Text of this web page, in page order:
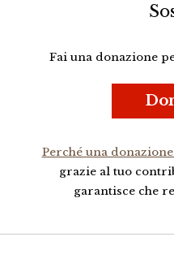
Fai una donazione
Perché una
grazie al tuo
garantisce che